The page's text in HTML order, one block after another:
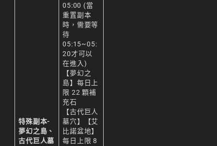
特殊副本-
夢幻之島、
古代巨人墓
05:00 (當
重置副本
時，需要等
待
05:15~05:
20才可以
在進入)
【夢幻之
島】每日上
限 22 顆補
充石
【古代巨人
墓穴】【艾
比諾盆地】
每日上限 8